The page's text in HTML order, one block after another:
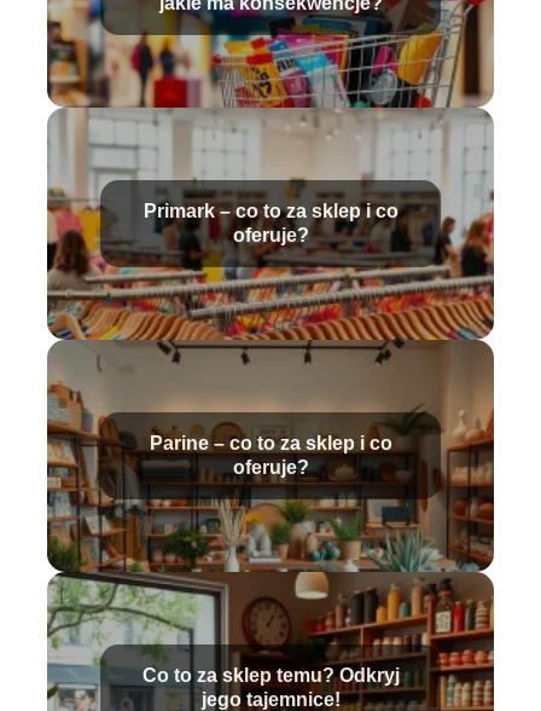
Primark – co to za sklep i co
oferuje?
Parine – co to za sklep i co
oferuje?
Co to za sklep temu? Odkryj
jego tajemnice!